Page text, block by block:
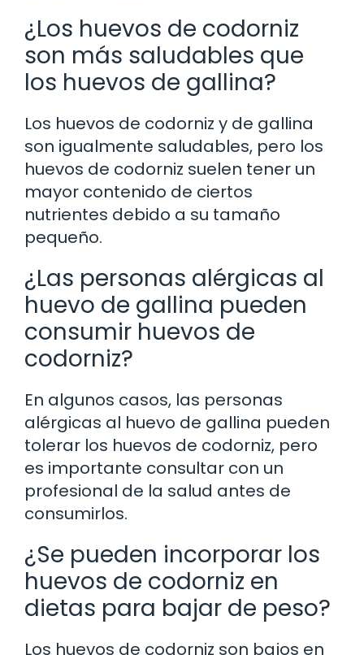
¿Los huevos de codorniz
son más saludables que
los huevos de gallina?
Los huevos de codorniz y de gallina
son igualmente saludables, pero los
huevos de codorniz suelen tener un
mayor contenido de ciertos
nutrientes debido a su tamaño
pequeño.
¿Las personas alérgicas al
huevo de gallina pueden
consumir huevos de
codorniz?
En algunos casos, las personas
alérgicas al huevo de gallina pueden
tolerar los huevos de codorniz, pero
es importante consultar con un
profesional de la salud antes de
consumirlos.
¿Se pueden incorporar los
huevos de codorniz en
dietas para bajar de peso?
Los huevos de codorniz son bajos en